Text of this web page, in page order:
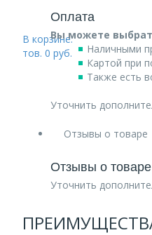
В корзине:
тов. 0 руб.
Оплата
Вы можете
Наличными
Картой при
Также есть
Уточнить
Отзывы о товаре
Отзывы о товаре
Уточнить